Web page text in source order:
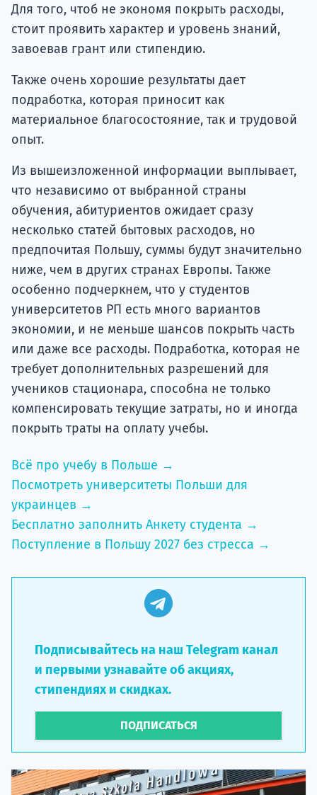
Для того, чтоб не экономя покрыть расходы,
стоит проявить характер и уровень знаний,
завоевав грант или стипендию.
Также очень хорошие результаты дает
подработка, которая приносит как
материальное благосостояние, так и трудовой
опыт.
Из вышеизложенной информации выплывает,
что независимо от выбранной страны
обучения, абитуриентов ожидает сразу
несколько статей бытовых расходов, но
предпочитая Польшу, суммы будут значительно
ниже, чем в других странах Европы. Также
особенно подчеркнем, что у студентов
университетов РП есть много вариантов
экономии, и не меньше шансов покрыть часть
или даже все расходы. Подработка, которая не
требует дополнительных разрешений для
учеников стационара, способна не только
компенсировать текущие затраты, но и иногда
покрыть траты на оплату учебы.
Всё про учебу в Польше →
Посмотреть университеты Польши для
украинцев →
Бесплатно заполнить Анкету студента →
Поступление в Польшу 2027 без стресса →
Подписывайтесь на наш Telegram канал
и первыми узнавайте об акциях,
стипендиях и скидках.
ПОДПИСАТЬСЯ